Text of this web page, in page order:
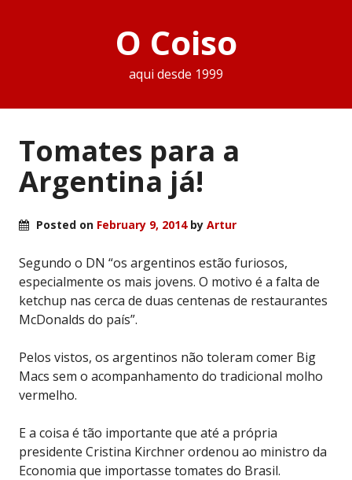
O Coiso
aqui desde 1999
Tomates para a
Argentina já!
Posted on February 9, 2014by Artur
Segundo o DN “os argentinos estão furiosos,
especialmente os mais jovens. O motivo é a falta de
ketchup nas cerca de duas centenas de restaurantes
McDonalds do país”.
Pelos vistos, os argentinos não toleram comer Big
Macs sem o acompanhamento do tradicional molho
vermelho.
E a coisa é tão importante que até a própria
presidente Cristina Kirchner ordenou ao ministro da
Economia que importasse tomates do Brasil.